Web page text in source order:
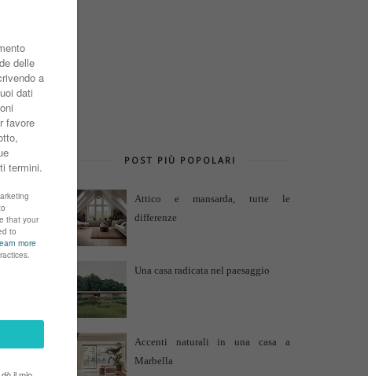
POST PIÙ POPOLARI
Attico e mansarda, tutte le
differenze
Una casa radicata nel paesaggio
Accenti naturali in una casa a
Marbella